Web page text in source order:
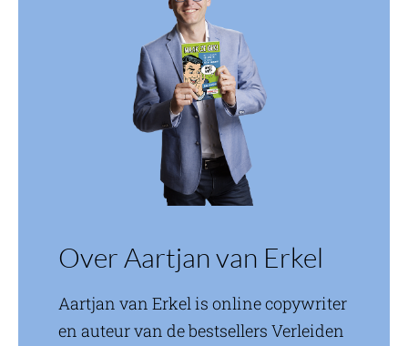
Over Aartjan van Erkel
Aartjan van Erkel is online copywriter
en auteur van de bestsellers Verleiden